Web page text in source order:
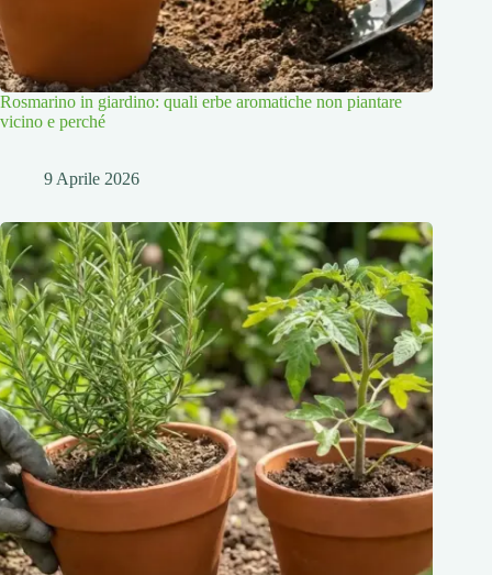
Rosmarino in giardino: quali erbe aromatiche non piantare
vicino e perché
9 Aprile 2026